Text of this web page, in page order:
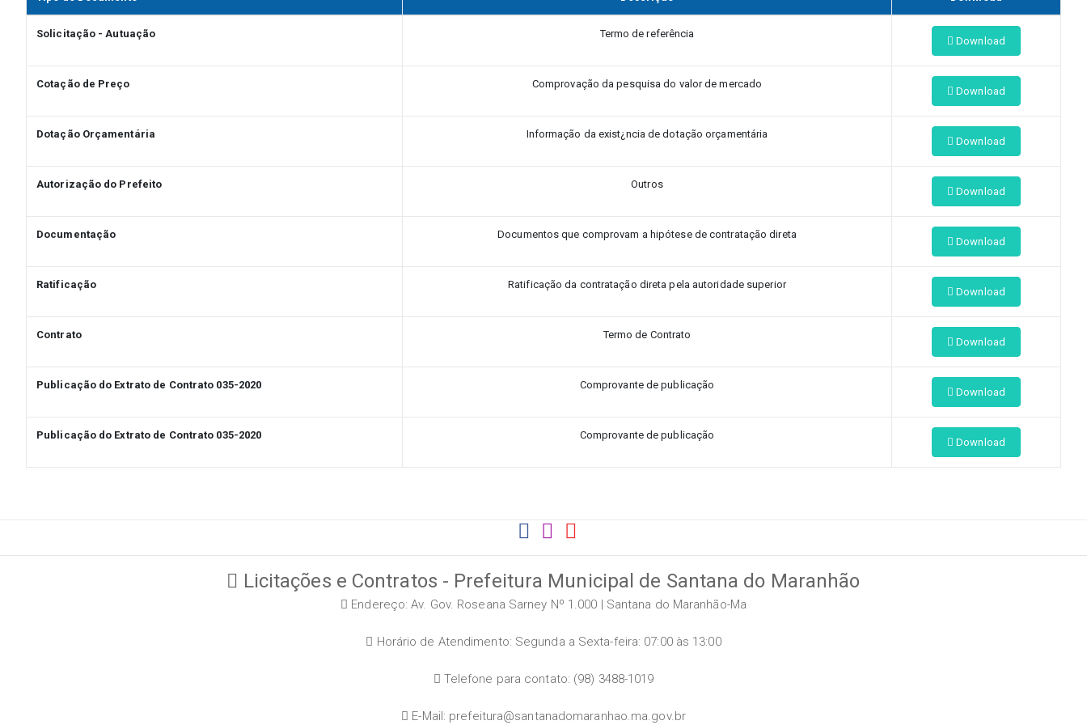
Solicitação - Autuação Termo de referência
Download
Cotação de Preço Comprovação da pesquisa do valor de mercado
Download
Dotação Orçamentária Informação da exist¿ncia de dotação orçamentária
Download
Autorização do Prefeito Outros
Download
Documentação Documentos que comprovam a hipótese de contratação direta
Download
Ratificação Ratificação da contratação direta pela autoridade superior
Download
Contrato Termo de Contrato
Download
Publicação do Extrato de Contrato 035-2020 Comprovante de publicação
Download
Publicação do Extrato de Contrato 035-2020 Comprovante de publicação
Download
Licitações e Contratos - Prefeitura Municipal de Santana do Maranhão
Endereço: Av. Gov. Roseana Sarney Nº 1.000 | Santana do Maranhão-Ma
Horário de Atendimento: Segunda a Sexta-feira: 07:00 às 13:00
Telefone para contato: (98) 3488-1019
E-Mail: prefeitura@santanadomaranhao.ma.gov.br